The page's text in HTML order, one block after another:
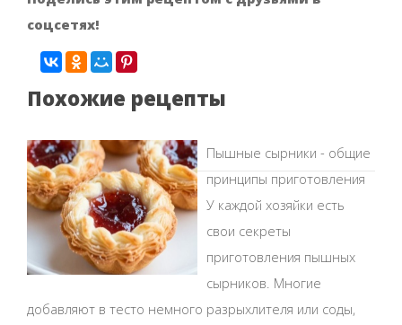
соцсетях!
Похожие рецепты
Пышные сырники - общие
принципы приготовления
У каждой хозяйки есть
свои секреты
приготовления пышных
сырников. Многие
добавляют в тесто немного разрыхлителя или соды,